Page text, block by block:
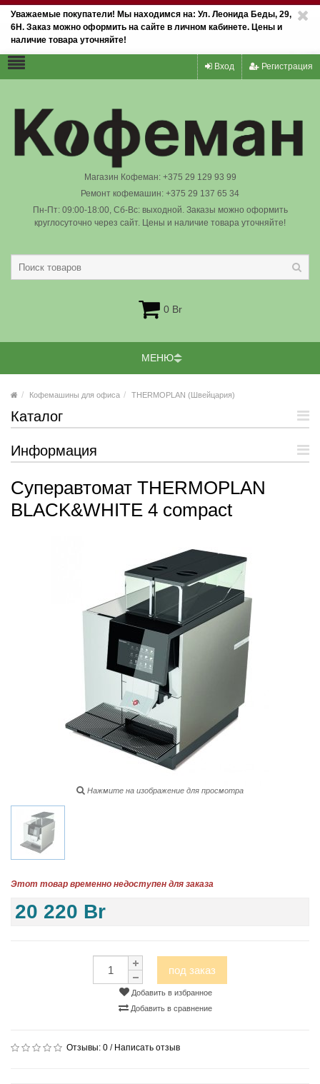
Уважаемые покупатели! Мы находимся на: Ул. Леонида Беды, 29,
6Н. Заказ можно оформить на сайте в личном кабинете. Цены и
наличие товара уточняйте!
Вход Регистрация
Магазин Кофеман: +375 29 129 93 99
Ремонт кофемашин: +375 29 137 65 34
Пн-Пт: 09:00-18:00, Сб-Вс: выходной. Заказы можно оформить
круглосуточно через сайт. Цены и наличие товара уточняйте!
0 Br
МЕНЮ
Кофемашины для офиса THERMOPLAN (Швейцария)
Каталог
Информация
Суперавтомат THERMOPLAN
BLACK&WHITE 4 compact
Нажмите на изображение для просмотра
Этот товар временно недоступен для заказа
20 220 Br
под заказ
Добавить в избранное
Добавить в сравнение
Отзывы: 0 / Написать отзыв